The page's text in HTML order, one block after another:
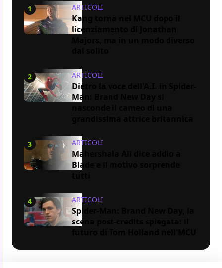
1 ARTICOLI
Kang torna nel MCU dopo il
licenziamento di Jonathan
2 ARTICOLI
Dietro la voce dell'A.I. in Spider-
Man: Brand New Day si
3 ARTICOLI
Mahershala Ali dice addio a
Blade e il motivo sorprende
4 ARTICOLI
Spider-Man: Brand New Day, la
scena post-credits spiegata: il